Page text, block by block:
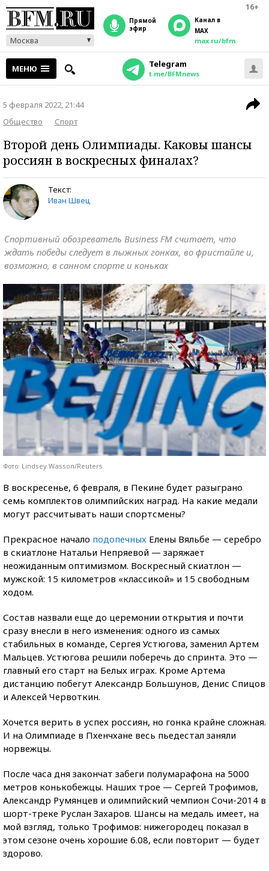
16+
Москва
прямой
эфир
Канал в
MAX
max.ru/bfm
МЕНЮ Telegram
t.me/BFMnews
5 февраля 2022, 21:44
Общество
Спорт
Второй день Олимпиады. Каковы шансы
россиян в воскресных финалах?
Текст:
Иван Швец
Спортивный обозреватель Business FM считает, что
ждать победы следует в лыжных гонках, во фристайле и,
возможно, в санном спорте и коньках
Фото: Lindsey Wasson/Reuters
В воскресенье, 6 февраля, в Пекине будет разыграно
семь комплектов олимпийских наград. На какие медали
могут рассчитывать наши спортсмены?
Прекрасное начало подопечных Елены Вяльбе — серебро
в скиатлоне Натальи Непряевой — заряжает
неожиданным оптимизмом. Воскресный скиатлон —
мужской: 15 километров «классикой» и 15 свободным
ходом.
Состав назвали еще до церемонии открытия и почти
сразу внесли в него изменения: одного из самых
стабильных в команде, Сергея Устюгова, заменил Артем
Мальцев. Устюгова решили поберечь до спринта. Это —
главный его старт на Белых играх. Кроме Артема
дистанцию побегут Александр Большунов, Денис Спицов
и Алексей Червоткин.
Хочется верить в успех россиян, но гонка крайне сложная.
И на Олимпиаде в Пхенчхане весь пьедестал заняли
норвежцы.
После часа дня закончат забеги полумарафона на 5000
метров конькобежцы. Наших трое — Сергей Трофимов,
Александр Румянцев и олимпийский чемпион Сочи-2014 в
шорт-треке Руслан Захаров. Шансы на медаль имеет, на
мой взгляд, только Трофимов: нижегородец показал в
этом сезоне очень хорошие 6.08, если повторит — будет
здорово.